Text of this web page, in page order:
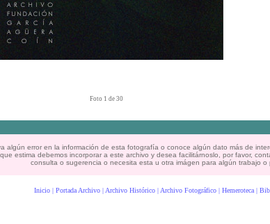
Foto 1 de 30
algún error en la información de esta fotografía o conoce algún dato más de
estima debemos incorporar a este archivo y desea facilitárnoslo, por favor,
consulta o sugerencia o necesita esta u otra imágen para algún trabajo o
Inicio | Portada Archivo | Archivo Histórico | Archivo Fotográfico | Hemeroteca |